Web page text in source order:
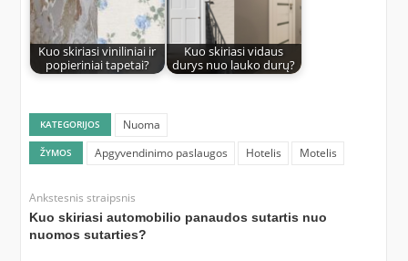
Kuo skiriasi viniliniai ir
popieriniai tapetai?
Kuo skiriasi vidaus
durys nuo lauko durų?
KATEGORIJOS Nuoma
ŽYMOS Apgyvendinimo paslaugos Hotelis Motelis
Ankstesnis straipsnis
Kuo skiriasi automobilio panaudos sutartis nuo
nuomos sutarties?